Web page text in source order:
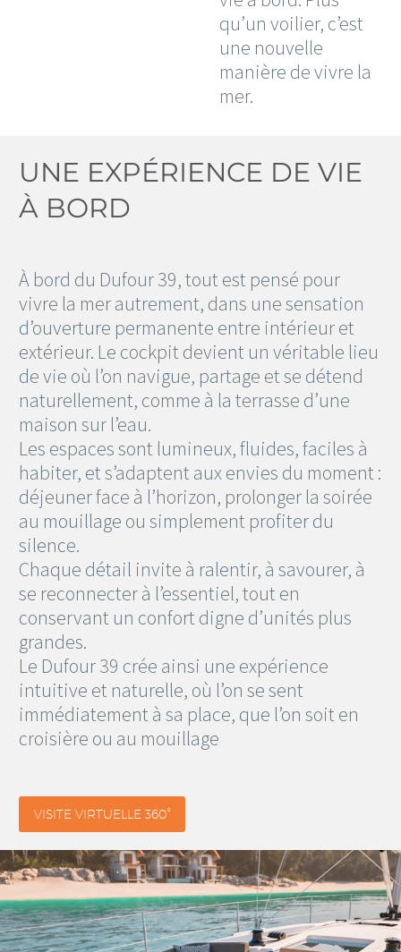
qu’un voilier, c’est
une nouvelle
manière de vivre la
mer.
UNE EXPÉRIENCE DE VIE
À BORD
À bord du Dufour 39, tout est pensé pour
vivre la mer autrement, dans une sensation
d’ouverture permanente entre intérieur et
extérieur. Le cockpit devient un véritable lieu
de vie où l’on navigue, partage et se détend
naturellement, comme à la terrasse d’une
maison sur l’eau.
Les espaces sont lumineux, fluides, faciles à
habiter, et s’adaptent aux envies du moment :
déjeuner face à l’horizon, prolonger la soirée
au mouillage ou simplement profiter du
silence.
Chaque détail invite à ralentir, à savourer, à
se reconnecter à l’essentiel, tout en
conservant un confort digne d’unités plus
grandes.
Le Dufour 39 crée ainsi une expérience
intuitive et naturelle, où l’on se sent
immédiatement à sa place, que l’on soit en
croisière ou au mouillage
VISITE VIRTUELLE 360°